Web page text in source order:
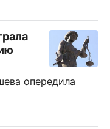
опередила